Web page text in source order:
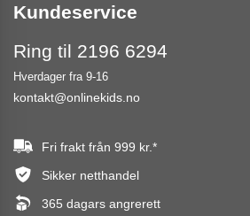
Kundeservice
Ring til 2196 6294
Hverdager fra 9-16
kontakt@onlinekids.no
Fri frakt från 999 kr.*
Sikker netthandel
365 dagars angrerett